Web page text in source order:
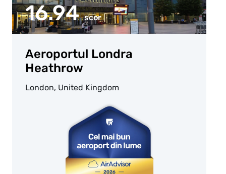
16.94scor
Aeroportul Londra
Heathrow
London, United Kingdom